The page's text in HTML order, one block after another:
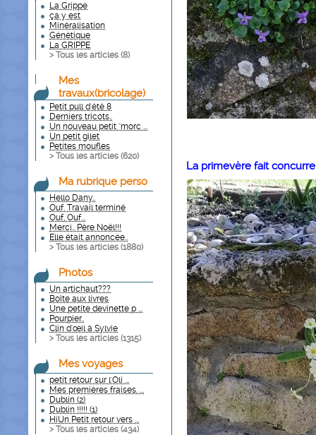
La Grippe
ça y est
Minéralisation
Génétique
La GRIPPE
> Tous les articles (8)
Mes
travaux(bricolage)
Petit pull d'été 8
Derniers tricots..
Un nouveau petit "morc ...
Un petit gilet
Petites moufles
> Tous les articles (620)
Ma rubrique perso
Hello Dany..
Ouf. Travail terminé
Ouf, Ouf...
Merci.. Père Noël!!!
Elle était annoncée..
> Tous les articles (1880)
Photos
Un artichaut???
Boîte aux livres
Une petite devinette p ...
Pourpier..
Clin d'œil à Sylvie
> Tous les articles (1315)
Mes voyages
petit retour sur l'Oli ...
Mes premières fraises. ...
Dublin (2)
Dublin !!!!! (1)
HiUn Petit retour vers ...
> Tous les articles (434)
La primevère fait